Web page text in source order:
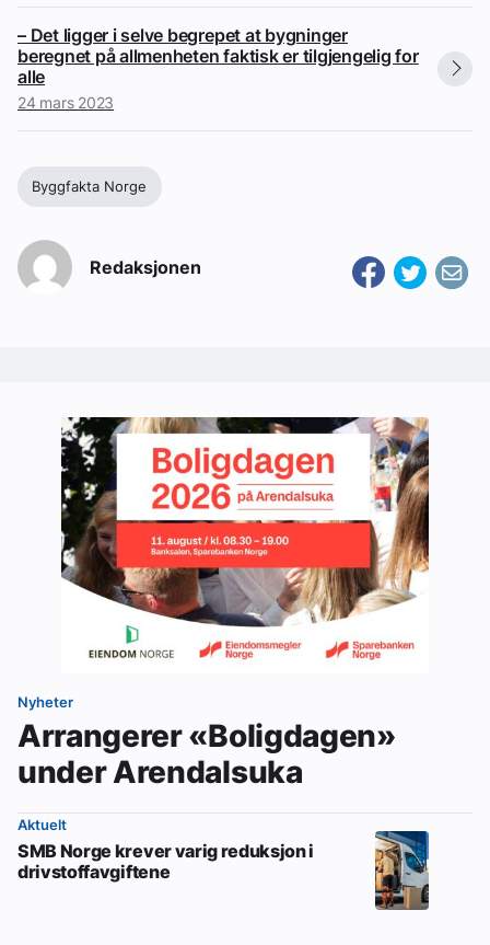
– Det ligger i selve begrepet at bygninger
beregnet på allmenheten faktisk er tilgjengelig for
alle
24 mars 2023
Byggfakta Norge
Redaksjonen
Nyheter
Arrangerer «Boligdagen»
under Arendalsuka
Aktuelt
SMB Norge krever varig reduksjon i
drivstoffavgiftene